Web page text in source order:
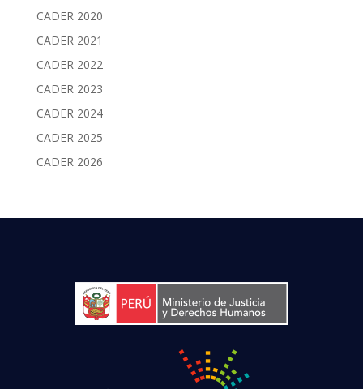
CADER 2020
CADER 2021
CADER 2022
CADER 2023
CADER 2024
CADER 2025
CADER 2026